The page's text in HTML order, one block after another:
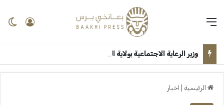
الرئيسية اخبار